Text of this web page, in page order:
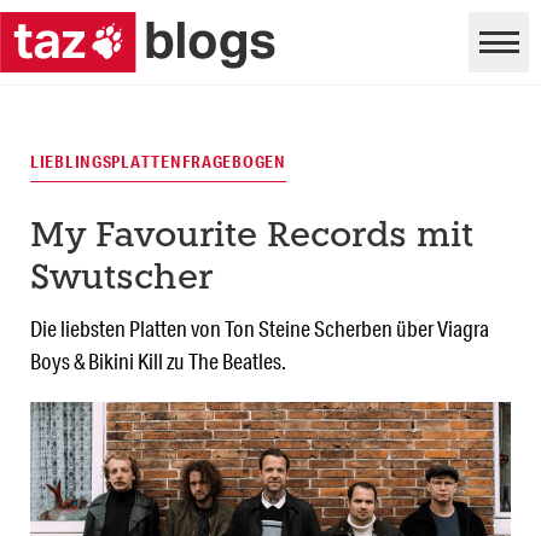
LIEBLINGSPLATTENFRAGEBOGEN
My Favourite Records mit
Swutscher
Die liebsten Platten von Ton Steine Scherben über Viagra
Boys & Bikini Kill zu The Beatles.